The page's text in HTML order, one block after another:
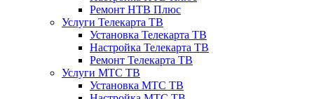
Ремонт НТВ Плюс
Услуги Телекарта ТВ
Установка Телекарта ТВ
Настройка Телекарта ТВ
Ремонт Телекарта ТВ
Услуги МТС ТВ
Установка МТС ТВ